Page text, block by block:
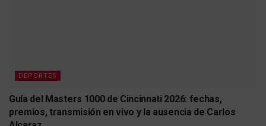
DEPORTES
Guía del Masters 1000 de Cincinnati 2026: fechas,
premios, transmisión en vivo y la ausencia de Carlos